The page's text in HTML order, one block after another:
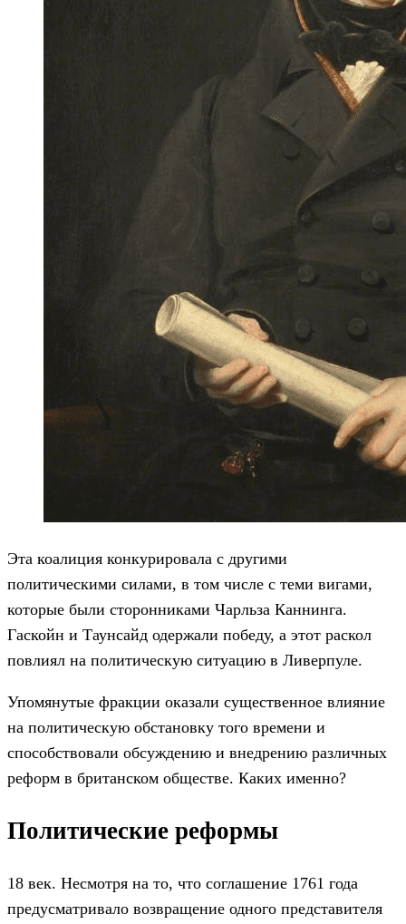
Эта коалиция конкурировала с другими
политическими силами, в том числе с теми вигами,
которые были сторонниками Чарльза Каннинга.
Гаскойн и Таунсайд одержали победу, а этот раскол
повлиял на политическую ситуацию в Ливерпуле.
Упомянутые фракции оказали существенное влияние
на политическую обстановку того времени и
способствовали обсуждению и внедрению различных
реформ в британском обществе. Каких именно?
Политические реформы
18 век. Несмотря на то, что соглашение 1761 года
предусматривало возвращение одного представителя